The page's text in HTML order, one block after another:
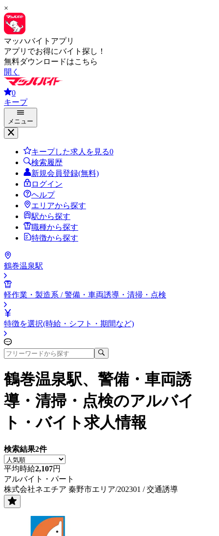
×
マッハバイトアプリ
アプリでお得にバイト探し！
無料ダウンロードはこちら
開く
0
キープ
メニュー
キープした求人を見る0
検索履歴
新規会員登録(無料)
ログイン
ヘルプ
エリアから探す
駅から探す
職種から探す
特徴から探す
鶴巻温泉駅
軽作業・製造系 / 警備・車両誘導・清掃・点検
特徴を選択(時給・シフト・期間など)
鶴巻温泉駅、警備・車両誘
導・清掃・点検のアルバイ
ト・バイト求人情報
検索結果2件
平均時給2,107円
アルバイト・パート
株式会社ネエチア 秦野市エリア/202301 / 交通誘導